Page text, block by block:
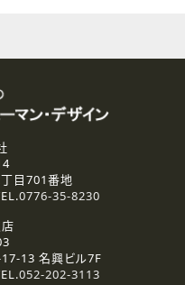
のために利用いたしま
するために利用いたし
ルのいずれかの方法とい
の規定に従う場合を除き、
を満たした委託先に、個
目701番地
0776-35-8230
13 名興ビル7F
052-202-3113